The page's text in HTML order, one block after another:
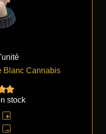
l'unité
Blanc Cannabis
stock
+
–